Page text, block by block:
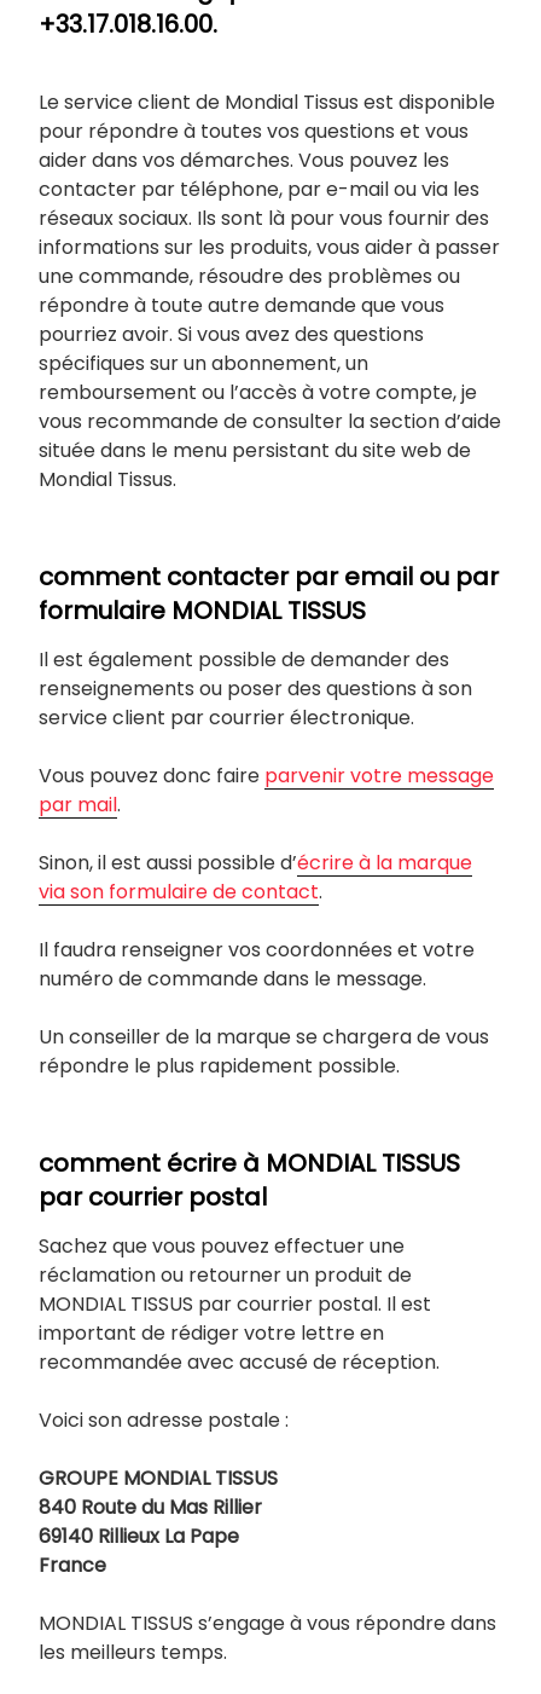
+33.17.018.16.00.
Le service client de Mondial Tissus est disponible
pour répondre à toutes vos questions et vous
aider dans vos démarches. Vous pouvez les
contacter par téléphone, par e-mail ou via les
réseaux sociaux. Ils sont là pour vous fournir des
informations sur les produits, vous aider à passer
une commande, résoudre des problèmes ou
répondre à toute autre demande que vous
pourriez avoir. Si vous avez des questions
spécifiques sur un abonnement, un
remboursement ou l’accès à votre compte, je
vous recommande de consulter la section d’aide
située dans le menu persistant du site web de
Mondial Tissus.
comment contacter par email ou par
formulaire MONDIAL TISSUS
Il est également possible de demander des
renseignements ou poser des questions à son
service client par courrier électronique.
Vous pouvez donc faire parvenir votre message
par mail.
Sinon, il est aussi possible d’écrire à la marque
via son formulaire de contact.
Il faudra renseigner vos coordonnées et votre
numéro de commande dans le message.
Un conseiller de la marque se chargera de vous
répondre le plus rapidement possible.
comment écrire à MONDIAL TISSUS
par courrier postal
Sachez que vous pouvez effectuer une
réclamation ou retourner un produit de
MONDIAL TISSUS par courrier postal. Il est
important de rédiger votre lettre en
recommandée avec accusé de réception.
Voici son adresse postale :
GROUPE MONDIAL TISSUS
840 Route du Mas Rillier
69140 Rillieux La Pape
France
MONDIAL TISSUS s’engage à vous répondre dans
les meilleurs temps.